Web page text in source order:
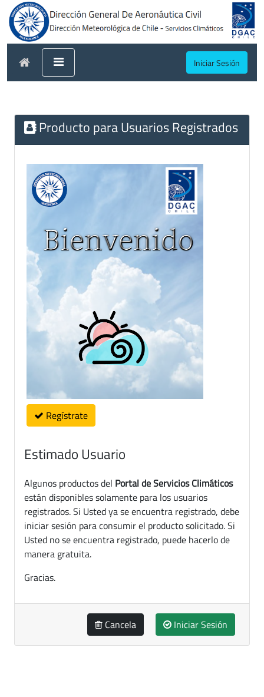
Iniciar Sesión
Producto para Usuarios Registrados
Regístrate
Estimado Usuario
Algunos productos del Portal de Servicios Climáticos
están disponibles solamente para los usuarios
registrados. Si Usted ya se encuentra registrado, debe
iniciar sesión para consumir el producto solicitado. Si
Usted no se encuentra registrado, puede hacerlo de
manera gratuita.
Gracias.
Cancela Iniciar Sesión